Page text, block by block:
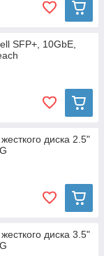
SFP+, 10GbE,
диска 2.5"
диска 3.5"